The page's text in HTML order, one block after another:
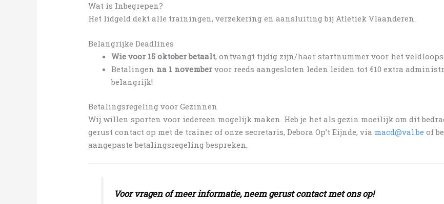
Wat is Inbegrepen?
Het lidgeld dekt alle trainingen, verzekering en aansluiting bij Atletiek Vlaanderen.
Belangrijke Deadlines
Wie voor 15 oktober betaalt, ontvangt tijdig zijn/haar startnummer voor het
Betalingen na 1 november voor reeds aangesloten leden leiden tot €10 extra
belangrijk!
Betalingsregeling voor Gezinnen
Wij willen sporten voor iedereen mogelijk maken. Heb je het als gezin moeilijk om dit
gerust contact op met de trainer of onze secretaris, Debora Op’t Eijnde, via macd@val.be of
aangepaste betalingsregeling bespreken.
Voor vragen of meer informatie, neem gerust contact met ons op!